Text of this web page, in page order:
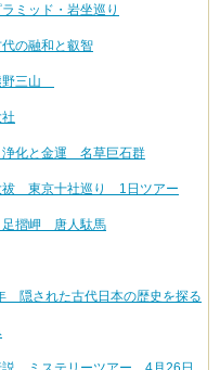
ミッド・岩坐巡り
の融和と叡智
野三山
化と金運 名草巨石群
祓 東京十社巡り 1日ツアー
摺岬 唐人駄馬
隠された古代日本の歴史を探る